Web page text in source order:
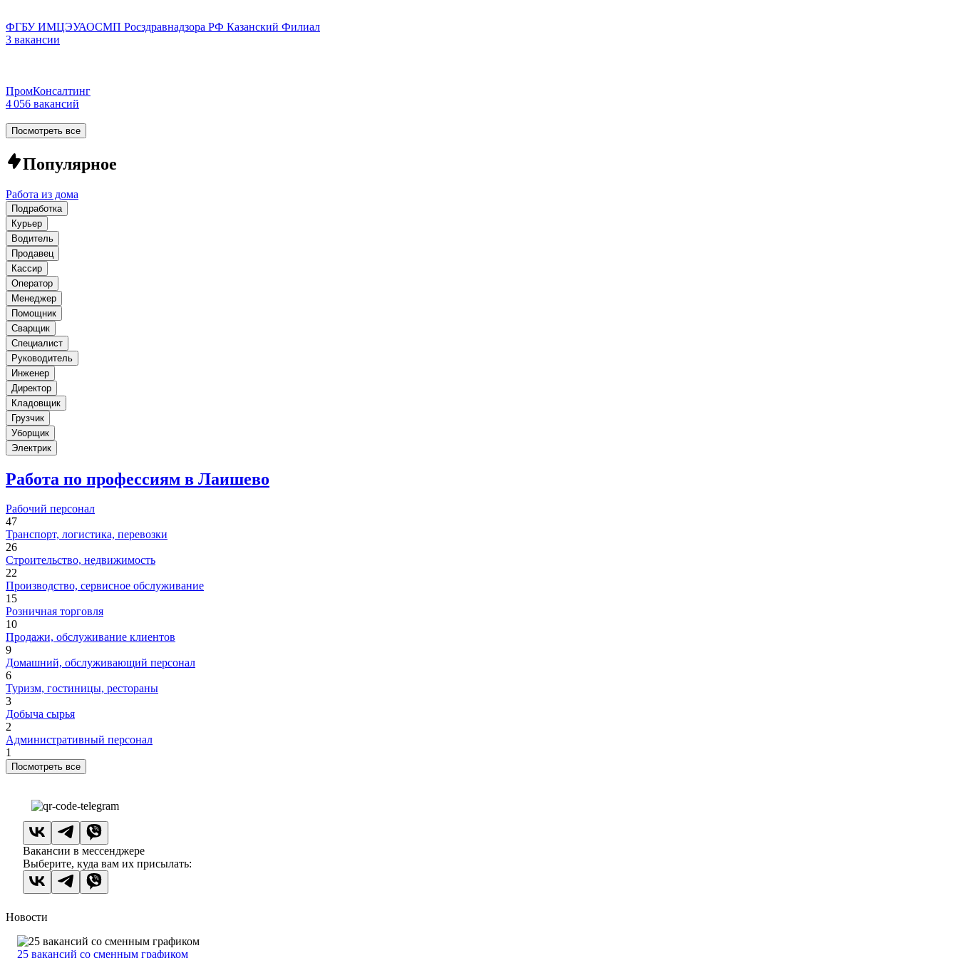
ФГБУ ИМЦЭУАОСМП Росздравнадзора РФ Казанский Филиал
3 вакансии
ПромКонсалтинг
4 056 вакансий
Посмотреть все
Популярное
Работа из дома
Подработка
Курьер
Водитель
Продавец
Кассир
Оператор
Менеджер
Помощник
Сварщик
Специалист
Руководитель
Инженер
Директор
Кладовщик
Грузчик
Уборщик
Электрик
Работа по профессиям в Лаишево
Рабочий персонал
47
Транспорт, логистика, перевозки
26
Строительство, недвижимость
22
Производство, сервисное обслуживание
15
Розничная торговля
10
Продажи, обслуживание клиентов
9
Домашний, обслуживающий персонал
6
Туризм, гостиницы, рестораны
3
Добыча сырья
2
Административный персонал
1
Посмотреть все
Вакансии в мессенджере
Выберите, куда вам их присылать:
Новости
25 вакансий со сменным графиком